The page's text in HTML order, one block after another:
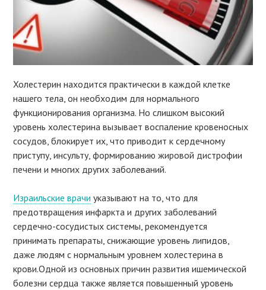
Холестерин находится практически в каждой клетке
нашего тела, он необходим для нормального
функционирования организма. Но слишком высокий
уровень холестерина вызывает воспаление кровеносных
сосудов, блокирует их, что приводит к сердечному
приступу, инсульту, формированию жировой дистрофии
печени и многих других заболеваний.
Израильские врачи указывают на то, что для
предотвращения инфаркта и других заболеваний
сердечно-сосудистых системы, рекомендуется
принимать препараты, снижающие уровень липидов,
даже людям с нормальным уровнем холестерина в
крови.Одной из основных причин развития ишемической
болезни сердца также является повышенный уровень